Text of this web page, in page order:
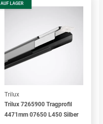
AUF LAGER
Trilux
Trilux 7265900 Tragprofil
4471mm 07650 L450 Silber